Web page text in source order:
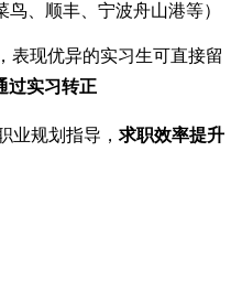
鸟、顺丰、宁波舟山港等）
表现优异的实习生可直接留
过实习转正
业规划指导， 求职效率提升